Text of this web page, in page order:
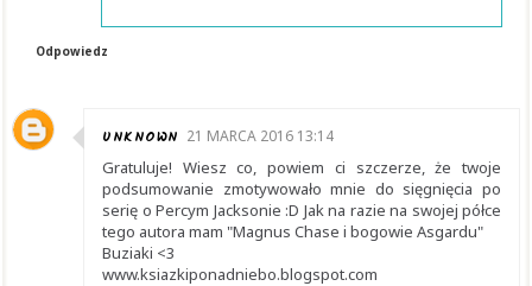
Odpowiedz
UNKNOWN 21 MARCA 2016 13:14
Gratuluje! Wiesz co, powiem ci szczerze, że twoje
podsumowanie zmotywowało mnie do sięgnięcia po
serię o Percym Jacksonie :D Jak na razie na swojej półce
tego autora mam "Magnus Chase i bogowie Asgardu"
Buziaki <3
www.ksiazkiponadniebo.blogspot.com